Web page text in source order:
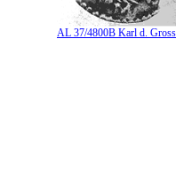
AL 37/4800B Karl d.